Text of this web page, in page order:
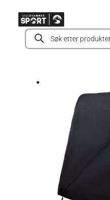
innholdProducts
search